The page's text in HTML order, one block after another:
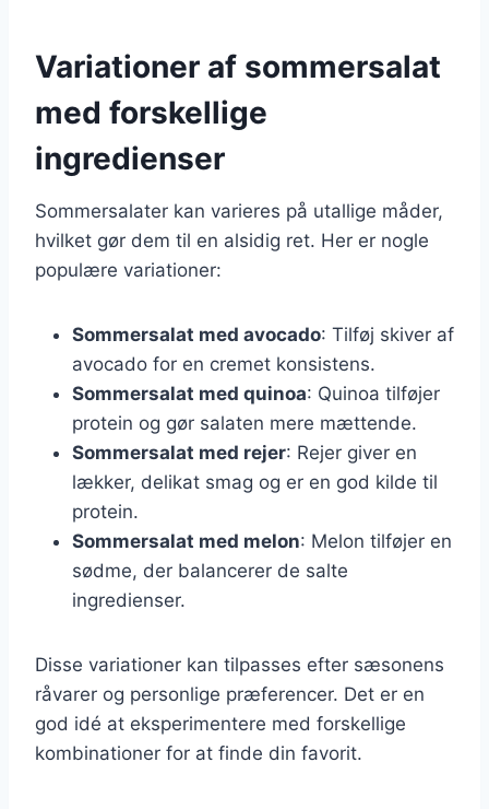
Variationer af sommersalat
med forskellige
ingredienser
Sommersalater kan varieres på utallige måder,
hvilket gør dem til en alsidig ret. Her er nogle
populære variationer:
Sommersalat med avocado: Tilføj skiver af
avocado for en cremet konsistens.
Sommersalat med quinoa: Quinoa tilføjer
protein og gør salaten mere mættende.
Sommersalat med rejer: Rejer giver en
lækker, delikat smag og er en god kilde til
protein.
Sommersalat med melon: Melon tilføjer en
sødme, der balancerer de salte
ingredienser.
Disse variationer kan tilpasses efter sæsonens
råvarer og personlige præferencer. Det er en
god idé at eksperimentere med forskellige
kombinationer for at finde din favorit.